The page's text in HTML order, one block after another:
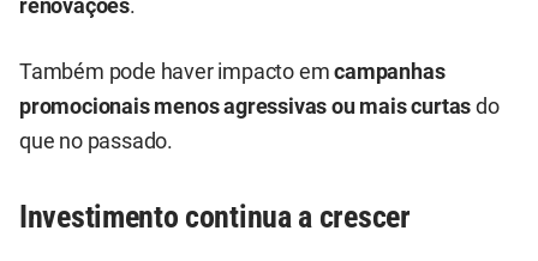
renovações.
Também pode haver impacto emcampanhas
promocionais menos agressivas ou mais curtas do
que no passado.
Investimento continua a crescer